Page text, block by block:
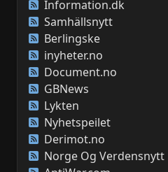
Information.dk
Samhällsnytt
Berlingske
inyheter.no
Document.no
GBNews
Lykten
Nyhetspeilet
Derimot.no
Norge Og Verdensnytt